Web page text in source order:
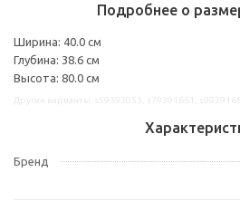
Подробнее о
Ширина: 40.0 см
Глубина: 38.6 см
Высота: 80.0 см
Бренд